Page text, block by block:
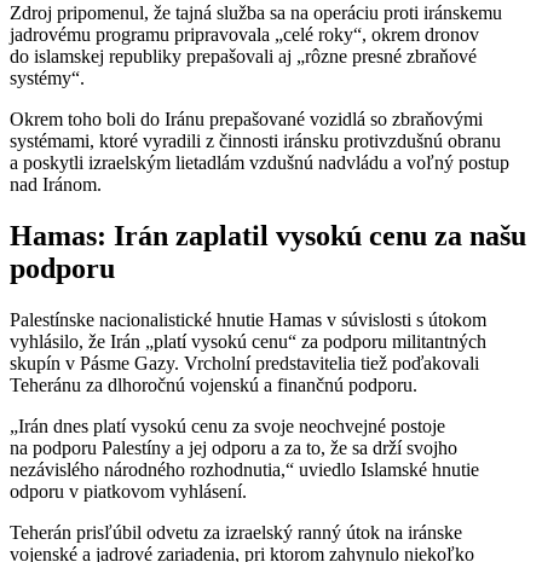
Zdroj pripomenul, že tajná služba sa na operáciu proti iránskemu
jadrovému programu pripravovala „celé roky“, okrem dronov
do islamskej republiky prepašovali aj „rôzne presné zbraňové
systémy“.
Okrem toho boli do Iránu prepašované vozidlá so zbraňovými
systémami, ktoré vyradili z činnosti iránsku protivzdušnú obranu
a poskytli izraelským lietadlám vzdušnú nadvládu a voľný postup
nad Iránom.
Hamas: Irán zaplatil vysokú cenu za našu
podporu
Palestínske nacionalistické hnutie Hamas v súvislosti s útokom
vyhlásilo, že Irán „platí vysokú cenu“ za podporu militantných
skupín v Pásme Gazy. Vrcholní predstavitelia tiež poďakovali
Teheránu za dlhoročnú vojenskú a finančnú podporu.
„Irán dnes platí vysokú cenu za svoje neochvejné postoje
na podporu Palestíny a jej odporu a za to, že sa drží svojho
nezávislého národného rozhodnutia,“ uviedlo Islamské hnutie
odporu v piatkovom vyhlásení.
Teherán prisľúbil odvetu za izraelský ranný útok na iránske
vojenské a jadrové zariadenia, pri ktorom zahynulo niekoľko